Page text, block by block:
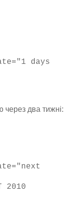
days
через два тижні:
2010